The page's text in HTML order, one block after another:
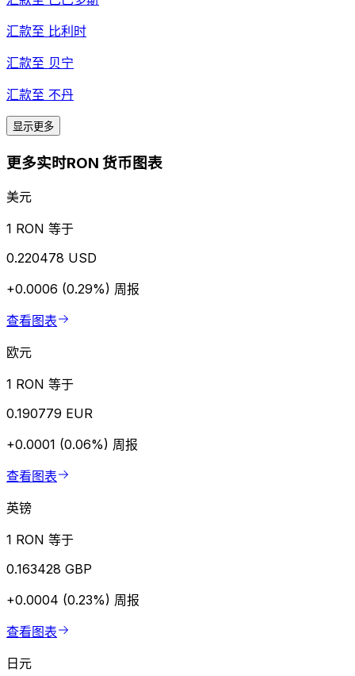
汇款至 比利时
汇款至 贝宁
汇款至 不丹
显示更多
更多实时RON 货币图表
美元
1 RON 等于
0.220478 USD
+0.0006 (0.29%) 周报
查看图表
欧元
1 RON 等于
0.190779 EUR
+0.0001 (0.06%) 周报
查看图表
英镑
1 RON 等于
0.163428 GBP
+0.0004 (0.23%) 周报
查看图表
日元